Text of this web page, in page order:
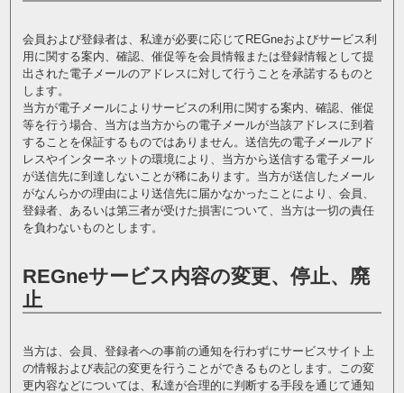
会員および登録者は、私達が必要に応じてREGneおよびサービス利
用に関する案内、確認、催促等を会員情報または登録情報として提
出された電子メールのアドレスに対して行うことを承諾するものと
します。
当方が電子メールによりサービスの利用に関する案内、確認、催促
等を行う場合、当方は当方からの電子メールが当該アドレスに到着
することを保証するものではありません。送信先の電子メールアド
レスやインターネットの環境により、当方から送信する電子メール
が送信先に到達しないことが稀にあります。当方が送信したメール
がなんらかの理由により送信先に届かなかったことにより、会員、
登録者、あるいは第三者が受けた損害について、当方は一切の責任
を負わないものとします。
REGneサービス内容の変更、停止、廃
止
当方は、会員、登録者への事前の通知を行わずにサービスサイト上
の情報および表記の変更を行うことができるものとします。この変
更内容などについては、私達が合理的に判断する手段を通じて通知